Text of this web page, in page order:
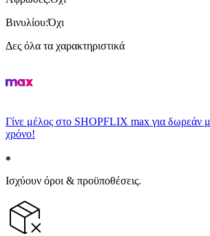
Βινυλίου:Όχι
Δες όλα τα χαρακτηριστικά
Γίνε μέλος στο SHOPFLIX max για δωρεάν
χρόνο!
Ισχύουν όροι & προϋποθέσεις.